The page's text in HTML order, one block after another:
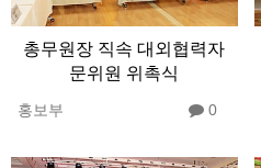
총무원장 직속 대외협력자
문위원 위촉식
홍보부 0